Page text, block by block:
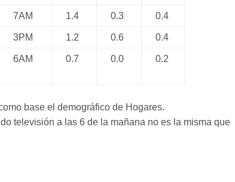
7AM 1.4 0.3 0.4
3PM 1.2 0.6 0.4
6AM 0.7 0.0 0.2
base el demográfico de Hogares.
televisión a las 6 de la mañana no es la misma que